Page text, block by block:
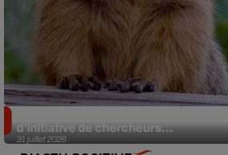
31 juillet 2026
d’initiative de chercheurs...